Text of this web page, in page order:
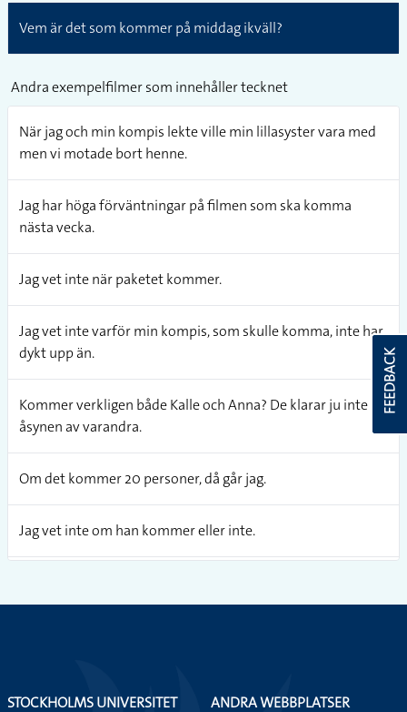
Vem är det som kommer på middag ikväll?
Andra exempelfilmer som innehåller tecknet
När jag och min kompis lekte ville min lillasyster vara med
men vi motade bort henne.
Jag har höga förväntningar på filmen som ska komma
nästa vecka.
Jag vet inte när paketet kommer.
Jag vet inte varför min kompis, som skulle komma, inte har
dykt upp än.
Kommer verkligen både Kalle och Anna? De klarar ju inte av
åsynen av varandra.
Om det kommer 20 personer, då går jag.
Jag vet inte om han kommer eller inte.
Det har nyligen kommit en delårsrapport som visar att SAS
FEEDBACK
STOCKHOLMS UNIVERSITET
ANDRA WEBBPLATSER